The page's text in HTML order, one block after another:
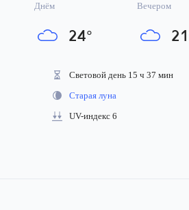
Днём
24°
Вечером
21
Световой день 15 ч 37 мин
Старая луна
UV-индекс 6